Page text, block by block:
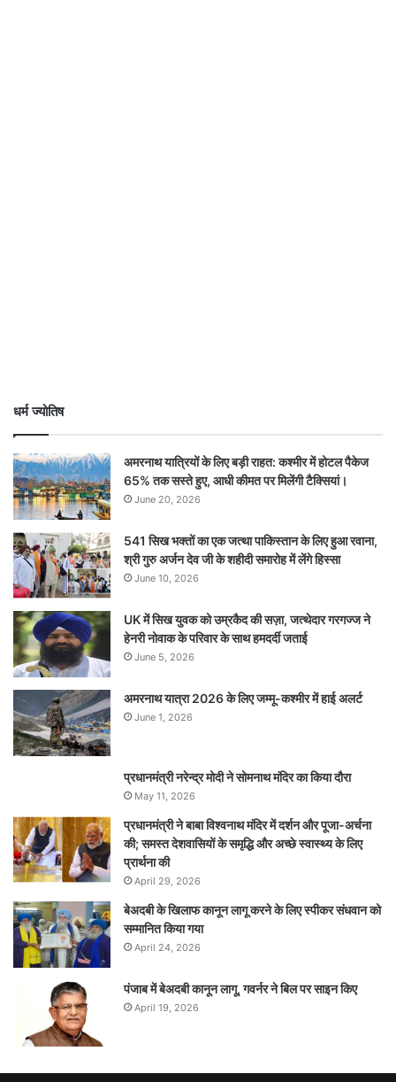
धर्म ज्योतिष
अमरनाथ यात्रियों के लिए बड़ी राहत: कश्मीर में होटल पैकेज
65% तक सस्ते हुए, आधी कीमत पर मिलेंगी टैक्सियां।
June 20, 2026
541 सिख भक्तों का एक जत्था पाकिस्तान के लिए हुआ रवाना,
श्री गुरु अर्जन देव जी के शहीदी समारोह में लेंगे हिस्सा
June 10, 2026
UK में सिख युवक को उम्रकैद की सज़ा, जत्थेदार गरगज्ज ने
हेनरी नोवाक के परिवार के साथ हमदर्दी जताई
June 5, 2026
अमरनाथ यात्रा 2026 के लिए जम्मू-कश्मीर में हाई अलर्ट
June 1, 2026
प्रधानमंत्री नरेन्‍द्र मोदी ने सोमनाथ मंदिर का किया दौरा
May 11, 2026
प्रधानमंत्री ने बाबा विश्वनाथ मंदिर में दर्शन और पूजा-अर्चना
की; समस्‍त देशवासियों के समृद्धि और अच्छे स्वास्थ्य के लिए
प्रार्थना की
April 29, 2026
बेअदबी के खिलाफ कानून लागू करने के लिए स्पीकर संधवान को
सम्मानित किया गया
April 24, 2026
पंजाब में बेअदबी कानून लागू, गवर्नर ने बिल पर साइन किए
April 19, 2026